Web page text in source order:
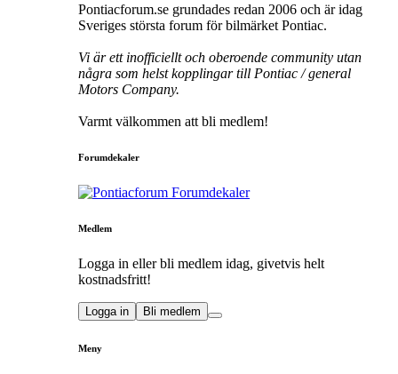
Pontiacforum.se grundades redan 2006 och är idag
Sveriges största forum för bilmärket Pontiac.
Vi är ett inofficiellt och oberoende community utan
några som helst kopplingar till Pontiac / general
Motors Company.
Varmt välkommen att bli medlem!
Forumdekaler
Medlem
Logga in eller bli medlem idag, givetvis helt
kostnadsfritt!
Logga in Bli medlem
Meny